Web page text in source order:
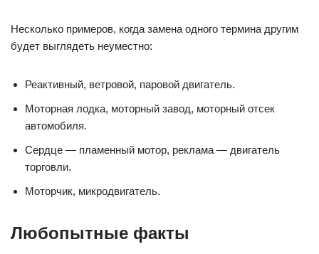
Несколько примеров, когда замена одного термина другим
будет выглядеть неуместно:
Реактивный, ветровой, паровой двигатель.
Моторная лодка, моторный завод, моторный отсек
автомобиля.
Сердце — пламенный мотор, реклама — двигатель
торговли.
Моторчик, микродвигатель.
Любопытные факты